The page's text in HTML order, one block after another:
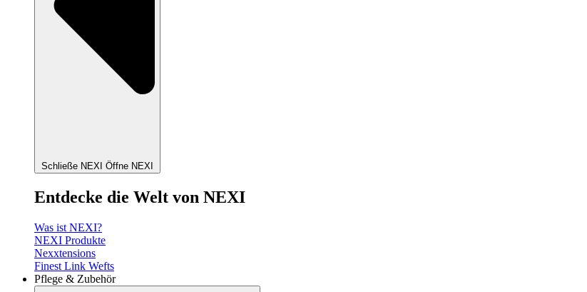
Schließe NEXI Öffne NEXI
Entdecke die Welt von NEXI
Was ist NEXI?
NEXI Produkte
Nexxtensions
Finest Link Wefts
Pflege & Zubehör